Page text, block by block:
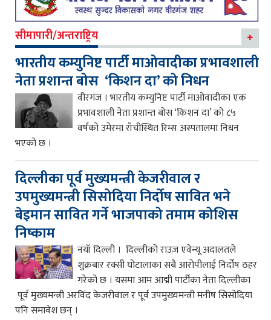
सीमापारी/अन्तराष्ट्रिय
भारतीय कम्युनिष्ट पार्टी माओवादीका प्रभावशाली
नेता प्रशान्त बोस ‘किशन दा’ को निधन
वीरगंज । भारतीय कम्युनिष्ट पार्टी माओवादीका एक
प्रभावशाली नेता प्रशान्त बोस ‘किशन दा’ को ८५
वर्षको उमेरमा राँचीस्थित रिम्स अस्पतालमा निधन
भएको छ ।
दिल्लीका पूर्व मुख्यमन्त्री केजरीवाल र
उपमुख्यमन्त्री सिसोदिया निर्दोष सावित भने
बेइमान सावित गर्ने भाजपाको तमाम कोशिस
निष्काम
नयाँ दिल्ली । दिल्लीको राउज़ एवेन्यू अदालतले
शुक्रबार रक्सी घोटालाका सबै आरोपीलाई निर्दोष ठहर
गरेको छ । यसमा आम आद्मी पार्टीका नेता दिल्लीका
पूर्व मुख्यमन्त्री अरविंद केजरीवाल र पूर्व उपमुख्यमन्त्री मनीष सिसोदिया
पनि समावेश छन् ।